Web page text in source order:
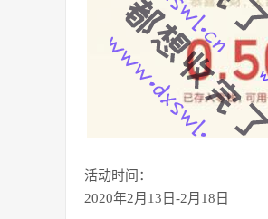
活动时间：
2020年2月13日-2月18日